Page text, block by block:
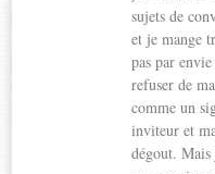
sujets de
et je mange
pas par
refuser de
comme un
inviteur et
dégout. Mais